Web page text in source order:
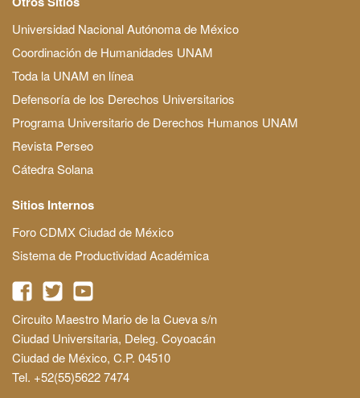
Universidad Nacional Autónoma de México
Coordinación de Humanidades UNAM
Toda la UNAM en línea
Defensoría de los Derechos Universitarios
Programa Universitario de Derechos Humanos UNAM
Revista Perseo
Cátedra Solana
Sitios Internos
Foro CDMX Ciudad de México
Sistema de Productividad Académica
Circuito Maestro Mario de la Cueva s/n
Ciudad Universitaria, Deleg. Coyoacán
Ciudad de México, C.P. 04510
Tel. +52(55)5622 7474